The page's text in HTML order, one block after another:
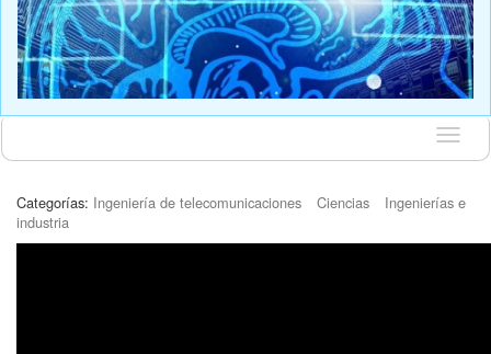
Idioma
Categorías: Ingeniería de telecomunicaciones Ciencias
Ingenierías e
industria